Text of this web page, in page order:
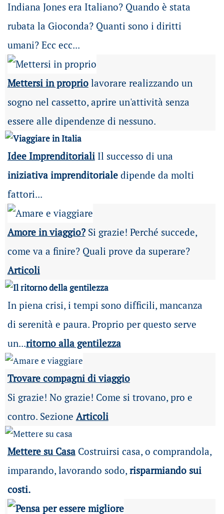
Indiana Jones era Italiano? Quando è stata
rubata la Gioconda? Quanti sono i diritti
umani? Ecc ecc...
Mettersi in propriolavorare realizzando un
sogno nel cassetto, aprire un'attività senza
essere alle dipendenze di nessuno.
Idee ImprenditorialiIl successo di una
iniziativa imprenditorialedipende da molti
fattori...
Amore in viaggio?Si grazie! Perché succede,
come va a finire? Quali prove da superare?
Articoli
In piena crisi, i tempi sono difficili, mancanza
di serenità e paura. Proprio per questo serve
un...ritorno alla gentilezza
Trovare compagni di viaggio
Si grazie! No grazie! Come si trovano, pro e
contro. Sezione Articoli
Mettere su Casa Costruirsi casa, o comprandola,
imparando, lavorando sodo, risparmiando sui
costi.